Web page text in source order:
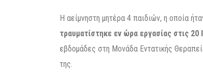
Η αείμνηστη μητέρα 4 παιδιών, η οποία
τραυματίστηκε εν ώρα εργασίας στις 20
εβδομάδες στη Μονάδα Εντατικής
της.